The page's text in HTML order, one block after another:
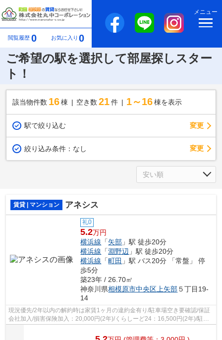
閲覧履歴 0 お気に入り 0
メニュー
ご希望の駅を選択して部屋探しスター
ト！
該当物件数 16棟 空き数 21 件 1～16 棟を表示
駅で絞り込む 変更
絞り込み条件： なし 変更
賃貸 | マンション アネシス
礼0
5.2万円
横浜線 「矢部 」駅 徒歩20分
横浜線 「淵野辺 」駅 徒歩20分
横浜線 「町田 」駅 バス20分 「常盤」 停
歩5分
築23年 / 26.70㎡
神奈川県相模原市中央区上矢部５丁目19-
14
現況優先/2年以内の解約時は家賃1ヶ月の違約金有り/駐車場空き要確認/保証
会社加入/損害保険加入：20,000円(2年)/くらしーど24：16,500円(2年)/駐輪